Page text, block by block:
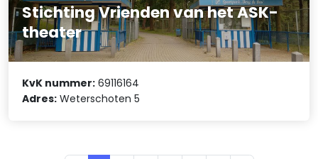
Stichting Vrienden van het ASK-
theater
KvK nummer: 69116164
Adres: Weterschoten 5